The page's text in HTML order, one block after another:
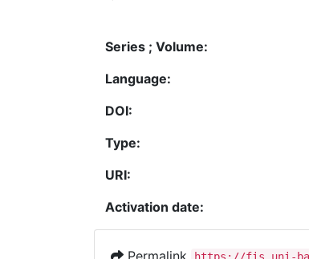
Series ; Volume:
Language:
DOI:
Type:
URI:
Activation date:
Permalink